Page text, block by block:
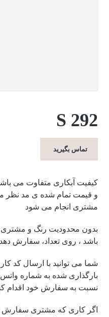
S 292
تماس بگیرید
کیفیت آبکاری متفاوت می
و قیمت تمام شده ی مد نظر
مشتری انجام می شود
بدون محدودیت رنگ و مشتری
باشد ، روی تعداد، سفارش دهد
شما می توانید با ارسال کد
بارگذاری شده به شماره
نسبت به سفارش خود اقدام
اگر کاری که مشتری سفارش